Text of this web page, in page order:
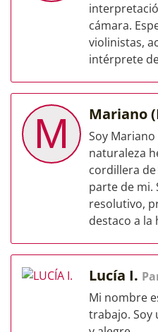
cámara.
violinistas,
intérprete
M Mariano
Soy
naturaleza
cordillera
parte de mi.
resolutivo,
destaco a la
Lucía I.
Mi nombre
trabajo. Soy